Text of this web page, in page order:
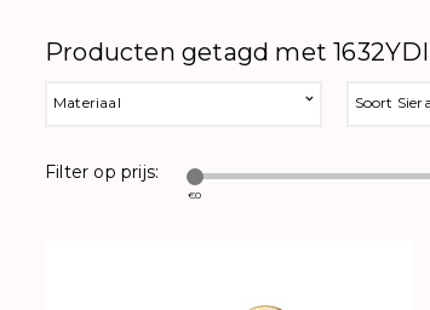
Producten getagd met 1632YDI
Materiaal Soort
Filter op prijs:
€0